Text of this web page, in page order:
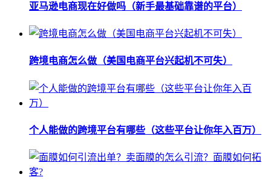
亚马逊电商现在好做吗（新手最基础靠谱的平台）
跨境电商怎么做（美国电商平台兴起机不可失）
个人能做的跨境平台有哪些（这些平台让你年入百万）